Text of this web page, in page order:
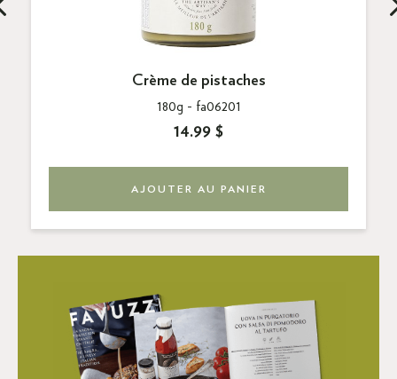
Crème de pistaches
180g - fa06201
14.99 $
AJOUTER AU PANIER